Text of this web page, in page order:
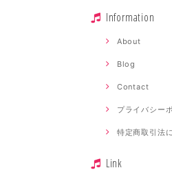
Information
About
Blog
Contact
プライバシー
特定商取引法
Link